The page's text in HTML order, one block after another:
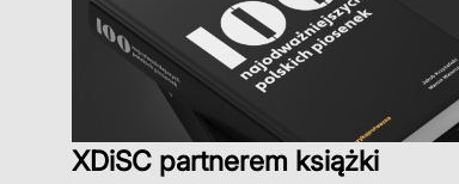
XDiSC partnerem książki